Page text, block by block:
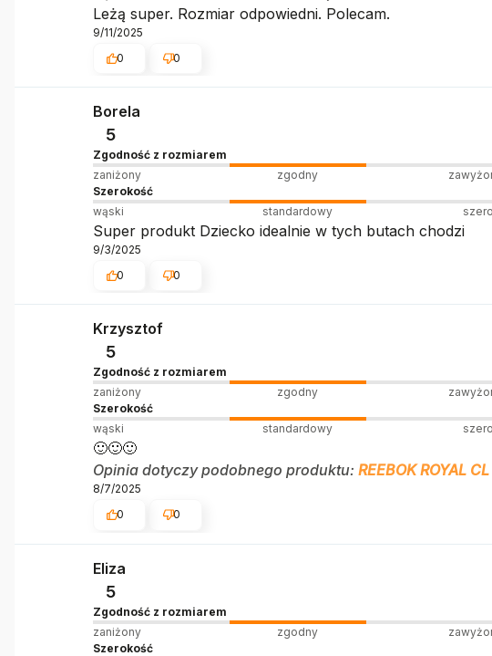
Leżą super. Rozmiar odpowiedni. Polecam.
9/11/2025
0
0
Borela
5
Zgodność z rozmiarem
zaniżony
zgodny
Szerokość
wąski
standardowy
Super produkt Dziecko idealnie w tych butach chodzi
9/3/2025
0
0
Krzysztof
5
Zgodność z rozmiarem
zaniżony
zgodny
Szerokość
wąski
standardowy
🙂🙂🙂
Opinia dotyczy podobnego produktu: REEBOK ROYAL
8/7/2025
0
0
Eliza
5
Zgodność z rozmiarem
zaniżony
zgodny
Szerokość